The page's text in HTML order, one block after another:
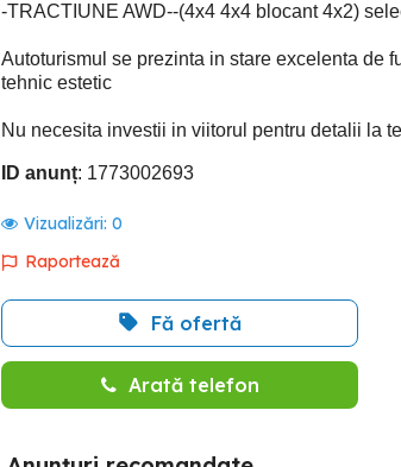
-TRACTIUNE AWD--(4x4 4x4 blocant 4x2)
Autoturismul se prezinta in stare excelenta de
tehnic estetic
Nu necesita investii in viitorul pentru detalii la
ID anunț: 1773002693
Vizualizări: 0
Raportează
Fă ofertă
Arată telefon